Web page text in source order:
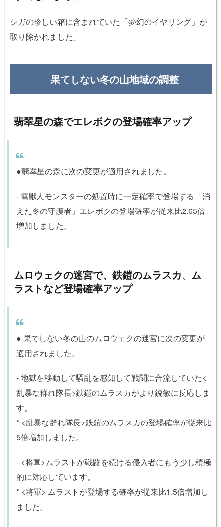
シガの珍しい箱に含まれていた「夢幻のイヤリング」が
取り除かれました。
果てしない冬の山地域の調整
翡翠星の森でエレボクの登場確率アップ
●翡翠星の森に次の変更が適用されました。
- 雪獣人モンスターの処置時に一定確率で登場する「消
えた冬の守護者」エレボクの登場確率が従来比2.65倍
増加しました。
ムロウェクの迷宮で、鉄鎧のムラスカ、ム
ラストなど登場確率アップ
● 果てしない冬の山のムロウェクの迷宮に次の変更が
適用されました。
- 地獄を移動して騒乱を感知して戦闘に合流していた<
乱暴な群れ隊長>鉄鎧のムラスカがより鋭敏に反応しま
す。
* <乱暴な群れ隊長>鉄鎧のムラスカの登場確率が従来比
5倍増加しました。
- <将軍>ムラストが戦闘を続ける侵入者にもう少し積極
的に対応しています。
* <将軍> ムラストが登場する確率が従来比1.5倍増加し
ました。